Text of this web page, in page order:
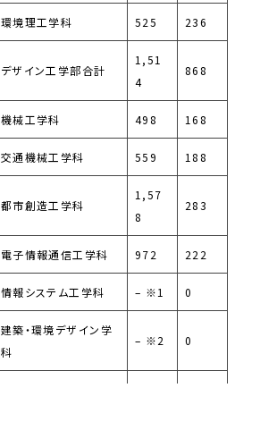
環境理工学科 525 236
デザイン工学部合計
1,51
4
868
機械工学科 498 168
交通機械工学科 559 188
都市創造工学科
1,57
8
283
電子情報通信工学科 972 222
情報システム工学科 – ※1 0
建築・環境デザイン学
科
– ※2 0